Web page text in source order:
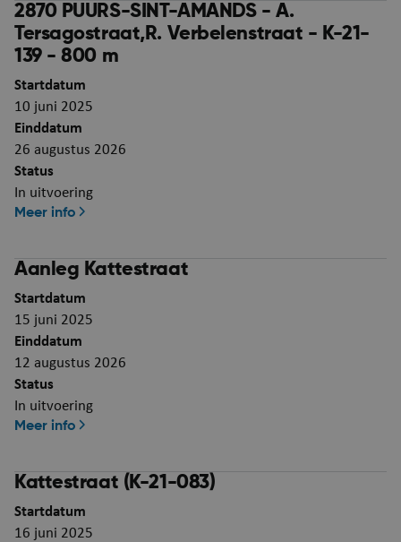
2870 PUURS-SINT-AMANDS - A.
Tersagostraat,R. Verbelenstraat - K-21-
139 - 800 m
Startdatum
10 juni 2025
Einddatum
26 augustus 2026
Status
In uitvoering
Meer info
Aanleg Kattestraat
Startdatum
15 juni 2025
Einddatum
12 augustus 2026
Status
In uitvoering
Meer info
Kattestraat (K-21-083)
Startdatum
16 juni 2025